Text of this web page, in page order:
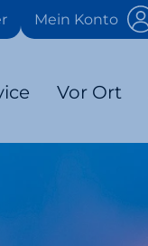
Mein Konto
Vor Ort